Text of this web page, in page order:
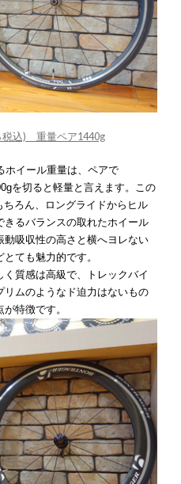
税込) 重量ペア1440g
ホイール重量は、ペアで
を切ると軽量と言えます。この
ろん、ロングライドからヒル
るバランスの取れたホイール
吸収性の高さと横へヨレない
ても魅力的です。
質感は高級で、トレックバイ
ムのようなド迫力はないもの
特徴です。